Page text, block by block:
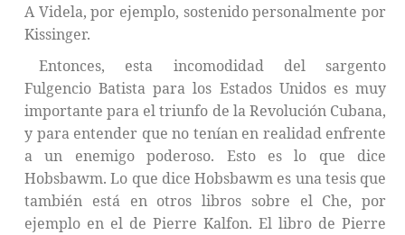
A Videla, por ejemplo, sostenido personalmente por
Kissinger.
Entonces, esta incomodidad del sargento
Fulgencio Batista para los Estados Unidos es muy
importante para el triunfo de la Revolución Cubana,
y para entender que no tenían en realidad enfrente
a un enemigo poderoso. Esto es lo que dice
Hobsbawm. Lo que dice Hobsbawm es una tesis que
también está en otros libros sobre el Che, por
ejemplo en el de Pierre Kalfon. El libro de Pierre